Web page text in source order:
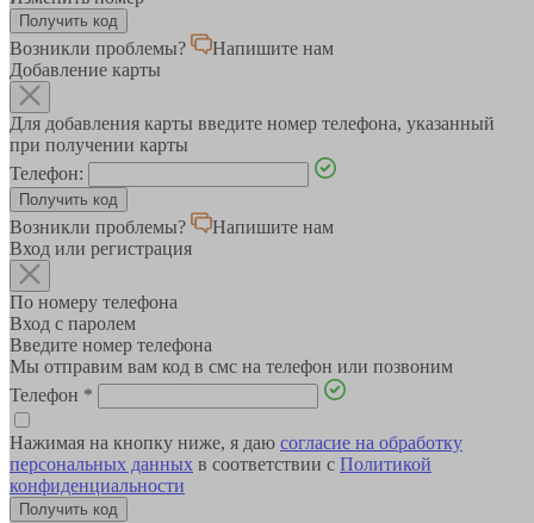
Возникли проблемы?
Напишите нам
Добавление карты
Для добавления карты введите номер телефона, указанный
при получении карты
Телефон:
Возникли проблемы?
Напишите нам
Вход или регистрация
По номеру телефона
Вход с паролем
Введите номер телефона
Мы отправим вам код в смс на телефон или позвоним
Телефон *
Нажимая на кнопку ниже, я даю согласие на обработку
персональных данных в соответствии с Политикой
конфиденциальности